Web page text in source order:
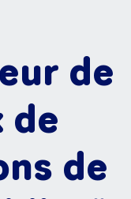
de
de
de